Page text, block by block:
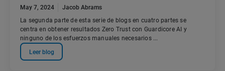
May 7, 2024
Jacob Abrams
La segunda parte de esta serie de blogs en cuatro partes se
centra en obtener resultados Zero Trust con Guardicore AI y
ninguno de los esfuerzos manuales necesarios ...
Leer blog